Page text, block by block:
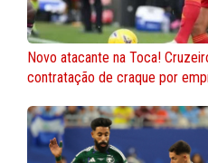
Novo atacante na Toca!
contratação de craque por